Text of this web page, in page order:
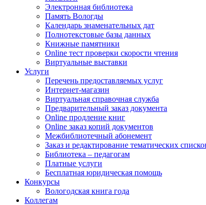
Электронная библиотека
Память Вологды
Календарь знаменательных дат
Полнотекстовые базы данных
Книжные памятники
Online тест проверки скорости чтения
Виртуальные выставки
Услуги
Перечень предоставляемых услуг
Интернет-магазин
Виртуальная справочная служба
Предварительный заказ документа
Online продление книг
Online заказ копий документов
Межбиблиотечный абонемент
Заказ и редактирование тематических
Библиотека – педагогам
Платные услуги
Бесплатная юридическая помощь
Конкурсы
Вологодская книга года
Коллегам